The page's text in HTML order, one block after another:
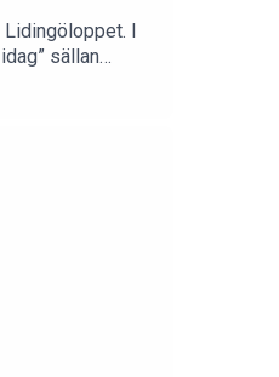
Lidingöloppet. I
sällan
under
och
& CO! Mejla